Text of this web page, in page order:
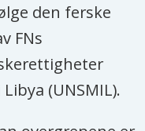
den ferske
FNs
(UNSMIL).